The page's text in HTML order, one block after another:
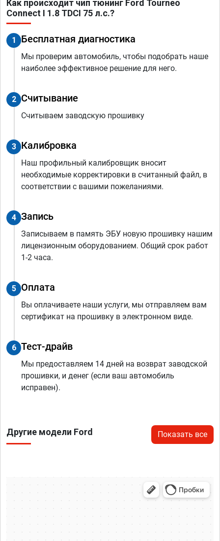
Как происходит чип тюнинг Ford Tourneo
Connect I 1.8 TDCI 75 л.с.?
1 Бесплатная диагностика
Мы проверим автомобиль, чтобы подобрать наше
наиболее эффективное решение для него.
2 Считывание
Считываем заводскую прошивку
3 Калибровка
Наш профильный калибровщик вносит
необходимые корректировки в считанный файл, в
соответствии с вашими пожеланиями.
4 Запись
Записываем в память ЭБУ новую прошивку нашим
лицензионным оборудованием. Общий срок работ
1-2 часа.
5 Оплата
Вы оплачиваете наши услуги, мы отправляем вам
сертификат на прошивку в электронном виде.
6 Тест-драйв
Мы предоставляем 14 дней на возврат заводской
прошивки, и денег (если ваш автомобиль
исправен).
Другие модели Ford Показать все